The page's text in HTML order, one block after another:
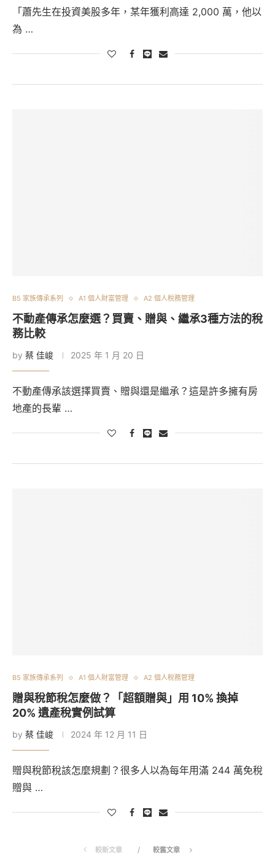
「蕭先生在投資美股多年，某年獲利高達 2,000 萬，他以
為 …
B5 家族傳承系列 A1 個人財富管理 A2 個人稅務管理
不動產傳承怎麼選？買賣、贈與、繼承3種方法的稅
務比較
by 蔡 佳峻 2025 年 1 月 20 日
不動產傳承該選擇買賣、贈與還是繼承？這是許多擁有房
地產的長輩 …
B5 家族傳承系列 A1 個人財富管理 A2 個人稅務管理
贈與稅節稅怎麼做？「超額贈與」用 10% 換掉
20% 遺產稅實例試算
by 蔡 佳峻 2024 年 12 月 11 日
贈與稅節稅該怎麼規劃？很多人以為每年用滿 244 萬免稅
贈與 …
較新文章 較舊文章